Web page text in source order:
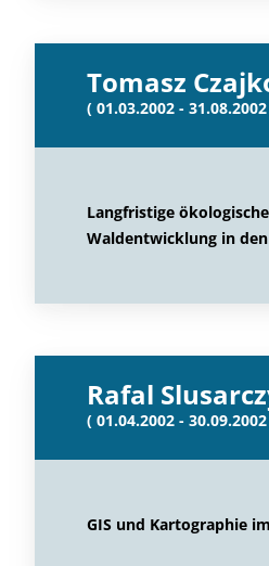
Tomasz
( 01.03.2002 -
Langfristige ökologische
Waldentwicklung in
Rafal
( 01.04.2002 -
GIS und Kartographie